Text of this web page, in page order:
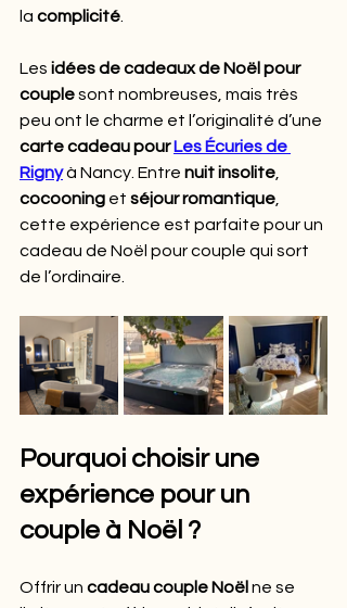
la complicité
Les idées de cadeaux de Noël pour
couple sont nombreuses, mais très
peu ont le charme et l’originalité d’une
carte cadeau pour Les Écuries de
Rigny à Nancy. Entre nuit insolite
cocooning et séjour romantique
cette expérience est parfaite pour un
cadeau de Noël pour couple qui sort
de l’ordinaire.
Pourquoi choisir une
expérience pour un
couple à Noël ?
Offrir un cadeau couple Noël ne se